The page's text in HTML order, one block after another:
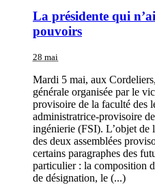
La présidente qui
pouvoirs
28 mai
Mardi 5 mai, aux
générale organisée par le
provisoire de la faculté des
administratrice-provisoire
ingénierie (FSI). L’objet de
des deux assemblées
certains paragraphes des
particulier : la composition
de désignation, le (...)